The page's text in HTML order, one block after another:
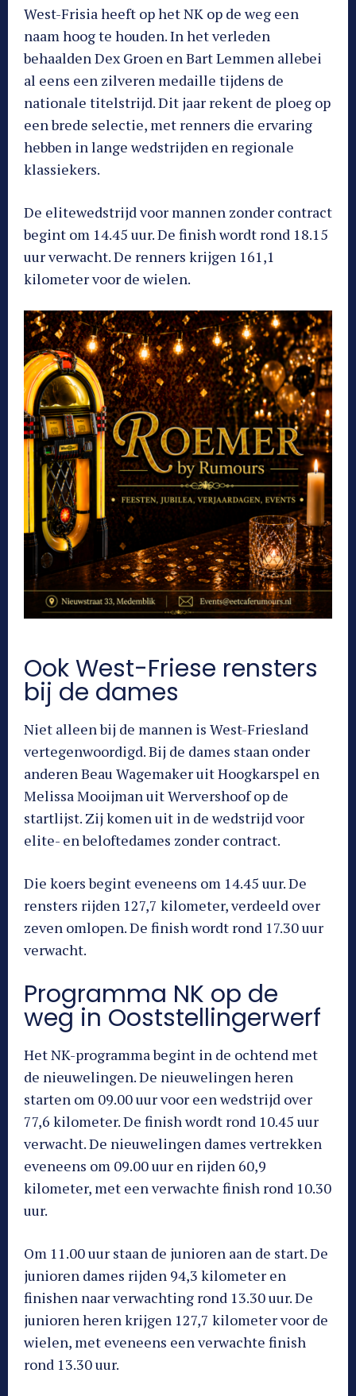
West-Frisia heeft op het NK op de weg een
naam hoog te houden. In het verleden
behaalden Dex Groen en Bart Lemmen allebei
al eens een zilveren medaille tijdens de
nationale titelstrijd. Dit jaar rekent de ploeg op
een brede selectie, met renners die ervaring
hebben in lange wedstrijden en regionale
klassiekers.
De elitewedstrijd voor mannen zonder contract
begint om 14.45 uur. De finish wordt rond 18.15
uur verwacht. De renners krijgen 161,1
kilometer voor de wielen.
Ook West-Friese rensters
bij de dames
Niet alleen bij de mannen is West-Friesland
vertegenwoordigd. Bij de dames staan onder
anderen Beau Wagemaker uit Hoogkarspel en
Melissa Mooijman uit Wervershoof op de
startlijst. Zij komen uit in de wedstrijd voor
elite- en beloftedames zonder contract.
Die koers begint eveneens om 14.45 uur. De
rensters rijden 127,7 kilometer, verdeeld over
zeven omlopen. De finish wordt rond 17.30 uur
verwacht.
Programma NK op de
weg in Ooststellingerwerf
Het NK-programma begint in de ochtend met
de nieuwelingen. De nieuwelingen heren
starten om 09.00 uur voor een wedstrijd over
77,6 kilometer. De finish wordt rond 10.45 uur
verwacht. De nieuwelingen dames vertrekken
eveneens om 09.00 uur en rijden 60,9
kilometer, met een verwachte finish rond 10.30
uur.
Om 11.00 uur staan de junioren aan de start. De
junioren dames rijden 94,3 kilometer en
finishen naar verwachting rond 13.30 uur. De
junioren heren krijgen 127,7 kilometer voor de
wielen, met eveneens een verwachte finish
rond 13.30 uur.